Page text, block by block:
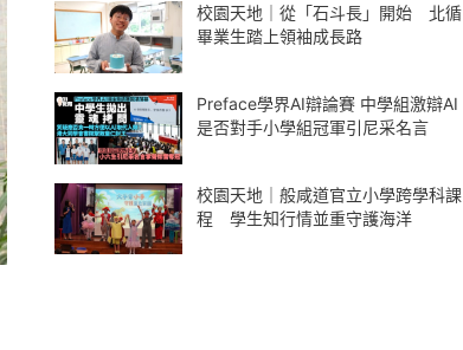
校園天地｜從「石斗長」開始 北循
畢業生踏上領袖成長路
Preface學界AI辯論賽 中學組激辯AI
是否對手小學組冠軍引尼采名言
校園天地｜般咸道官立小學跨學科課
程 學生知行情並重守護海洋